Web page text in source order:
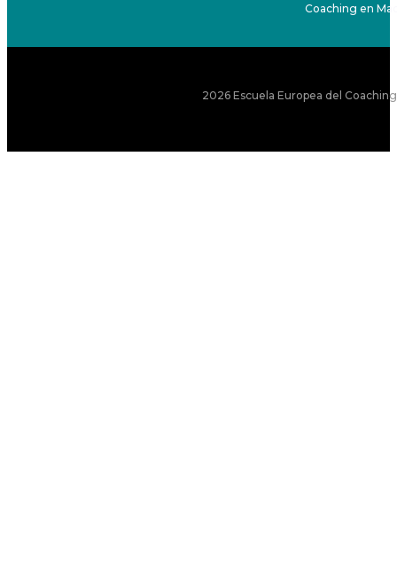
Coaching en
2026 Escuela Europea del Coaching